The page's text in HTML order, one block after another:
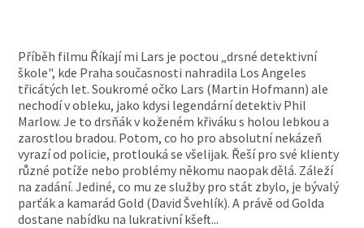
Příběh filmu Říkají mi Lars je poctou „drsné detektivní
škole", kde Praha současnosti nahradila Los Angeles
třicátých let. Soukromé očko Lars (Martin Hofmann) ale
nechodí v obleku, jako kdysi legendární detektiv Phil
Marlow. Je to drsňák v koženém křiváku s holou lebkou a
zarostlou bradou. Potom, co ho pro absolutní nekázeň
vyrazí od policie, protlouká se všelijak. Řeší pro své klienty
různé potíže nebo problémy někomu naopak dělá. Záleží
na zadání. Jediné, co mu ze služby pro stát zbylo, je bývalý
parťák a kamarád Gold (David Švehlík). A právě od Golda
dostane nabídku na lukrativní kšeft...